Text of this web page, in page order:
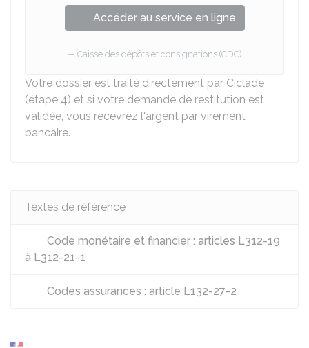
Accéder au service en ligne
Caisse des dépôts et consignations (CDC)
Votre dossier est traité directement par Ciclade
(étape 4) et si votre demande de restitution est
validée, vous recevrez l'argent par virement
bancaire.
Textes de référence
Code monétaire et financier : articles L312-19
à L312-21-1
Codes assurances : article L132-27-2